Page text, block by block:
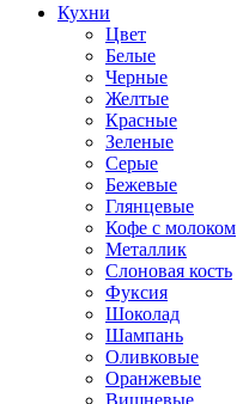
Кухни
Цвет
Белые
Черные
Желтые
Красные
Зеленые
Серые
Бежевые
Глянцевые
Кофе с молоком
Металлик
Слоновая кость
Фуксия
Шоколад
Шампань
Оливковые
Оранжевые
Вишневые